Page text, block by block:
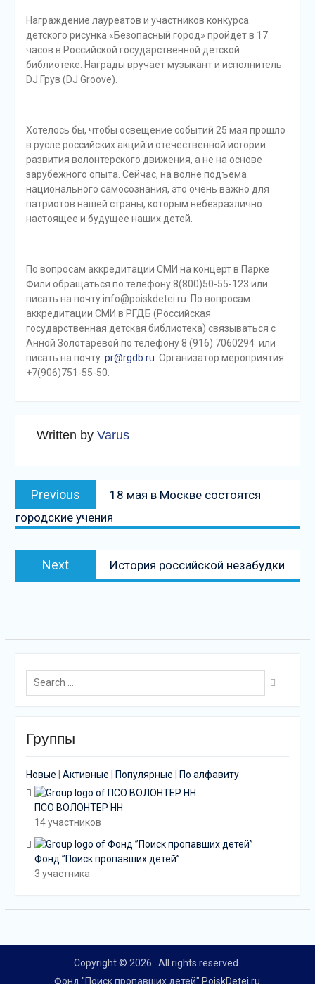
Награждение лауреатов и участников конкурса
детского рисунка «Безопасный город» пройдет в 17
часов в Российской государственной детской
библиотеке. Награды вручает музыкант и исполнитель
DJ Грув (DJ Groove).
Хотелось бы, чтобы освещение событий 25 мая прошло
в русле российских акций и отечественной истории
развития волонтерского движения, а не на основе
зарубежного опыта. Сейчас, на волне подъема
национального самосознания, это очень важно для
патриотов нашей страны, которым небезразлично
настоящее и будущее наших детей.
По вопросам аккредитации СМИ на концерт в Парке
Фили обращаться по телефону 8(800)50-55-123 или
писать на почту info@poiskdetei.ru. По вопросам
аккредитации СМИ в РГДБ (Российская
государственная детская библиотека) связываться с
Анной Золотаревой по телефону 8 (916) 7060294 или
писать на почту pr@rgdb.ru . Организатор мероприятия:
+7(906)751-55-50.
Written by Varus
Навигация
по
записям
Previous
Previous
post:
18 мая в Москве состоятся
городские учения
Next
Next
post:
История российской незабудки
Search
for:
Группы
Новые Активные Популярные По алфавиту
ПСО ВОЛОНТЕР НН
14 участников
Фонд ”Поиск пропавших детей”
3 участника
Copyright © 2026
. All rights reserved.
Фонд "Поиск пропавших детей" PoiskDetei.ru